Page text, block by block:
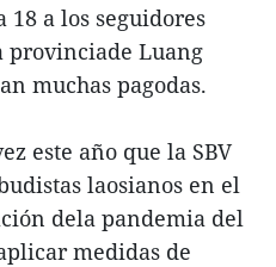
a los seguidores
provinciade Luang
muchas pagodas.
este año que la SBV
laosianos en el
dela pandemia del
medidas de